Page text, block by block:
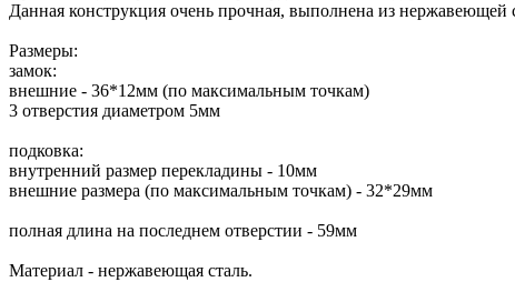
Данная конструкция очень прочная, выполнена из
Размеры:
замок:
внешние - 36*12мм (по максимальным точкам)
3 отверстия диаметром 5мм
подковка:
внутренний размер перекладины - 10мм
внешние размера (по максимальным точкам) - 32*29мм
полная длина на последнем отверстии - 59мм
Материал - нержавеющая сталь.